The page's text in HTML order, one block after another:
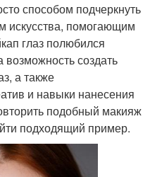
Макияж в категории
Макияж для разных
категорий
способом подчеркнуть
искусства, помогающим
глаз полюбился
создать
а также
и навыки нанесения
подобный макияж
подходящий пример.